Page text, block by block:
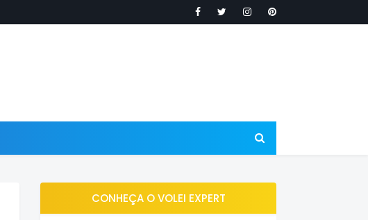
CONHEÇA O VOLEI EXPERT